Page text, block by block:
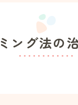
ング法の